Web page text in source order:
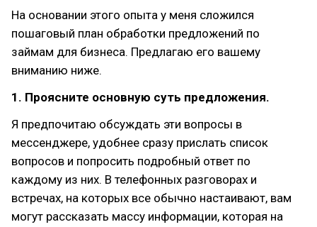
На основании этого опыта у меня сложился
пошаговый план обработки предложений по
займам для бизнеса. Предлагаю его вашему
вниманию ниже.
1. Проясните основную суть предложения.
Я предпочитаю обсуждать эти вопросы в
мессенджере, удобнее сразу прислать список
вопросов и попросить подробный ответ по
каждому из них. В телефонных разговорах и
встречах, на которых все обычно настаивают, вам
могут рассказать массу информации, которая на